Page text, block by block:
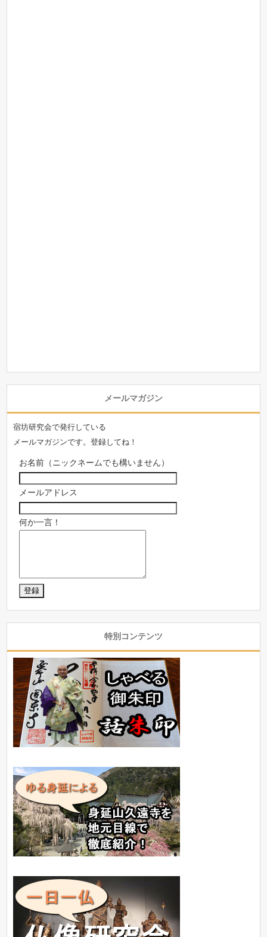
メールマガジン
宿坊研究会で発行している
メールマガジンです。登録してね！
お名前（ニックネームでも構いません）
メールアドレス
何か一言！
特別コンテンツ